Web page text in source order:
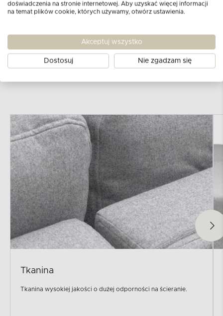
poczekalniach. Tworzą we wnętrzu
niesamowity, rodzinny klimat – niezawodnie
Meble w stylu skandynawskim ERISO świetnie
komponują się z innymi kolekcjami tego nurtu
zaprojektowanymi przez naszych specjalistów.
Tkanina
Tkanina wysokiej jakości o dużej odporności na ścieranie.
doświadczenia na stronie internetowej. Aby uzyskać więcej informacji
na temat plików cookie, których używamy, otwórz ustawienia.
Akceptuj wszystko
Dostosuj Nie zgadzam się